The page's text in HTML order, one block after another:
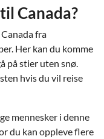
Canada?
fra
Her kan du komme
på stier uten snø.
hvis du vil reise
mennesker i denne
du kan oppleve flere